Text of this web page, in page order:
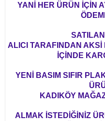
YANİ HER ÜRÜN İÇİN
ALICI TARAFINDAN
İÇİNDE
YENİ BASIM SIFIR
KADIKÖY
ALMAK İSTEDİĞİNİZ